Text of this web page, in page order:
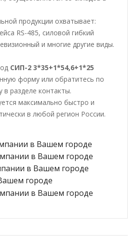
продукции охватывает:
RS-485, силовой гибкий
и многие другие виды.
СИП-2 3*35+1*54,6+1*25
форму или обратитесь по
в разделе контакты.
максимально быстро и
в любой регион России.